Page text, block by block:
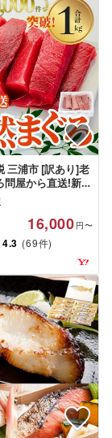
三浦市 [訳あり]老
問屋から直送!新鮮
1kg
16,000 円〜
4.3 (69件)